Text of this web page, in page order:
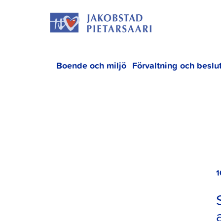
Boende och miljö Förvaltning och